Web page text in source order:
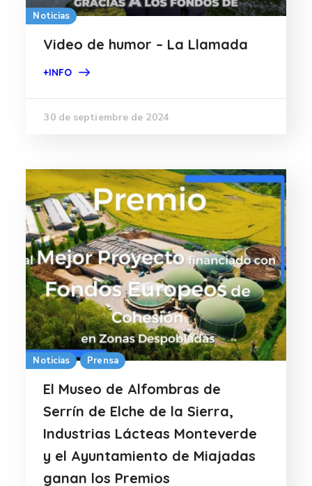
Noticias
Video de humor – La Llamada
+INFO
30 de septiembre de 2024
Noticias Prensa
El Museo de Alfombras de
Serrín de Elche de la Sierra,
Industrias Lácteas Monteverde
y el Ayuntamiento de Miajadas
ganan los Premios